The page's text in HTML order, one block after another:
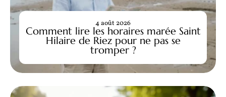
Comment lire les horaires marée Saint
Hilaire de Riez pour ne pas se
tromper ?
4 août 2026